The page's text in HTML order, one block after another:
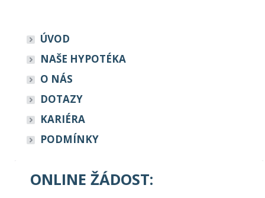
ÚVOD
NAŠE HYPOTÉKA
O NÁS
DOTAZY
KARIÉRA
PODMÍNKY
ONLINE ŽÁDOST: